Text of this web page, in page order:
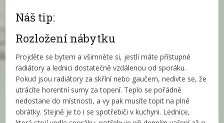
Náš tip:
Rozložení nábytku
Projděte se bytem a všimněte si, jestli máte přístupné
radiátory a lednici dostatečně vzdálenou od sporáku.
Pokud jsou radiátory za skříní nebo gaučem, nedivte se, že
utrácíte horentní sumy za topení. Teplo se pořádně
nedostane do místnosti, a vy pak musíte topit na plné
obrátky. Stejně je to i se spotřebiči v kuchyni. Lednice,